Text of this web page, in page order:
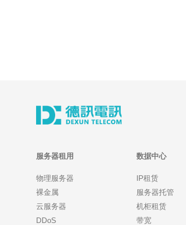
服务器租用
物理服务器
裸金属
云服务器
DDoS
数据中心
IP租赁
服务器托管
机柜租赁
带宽